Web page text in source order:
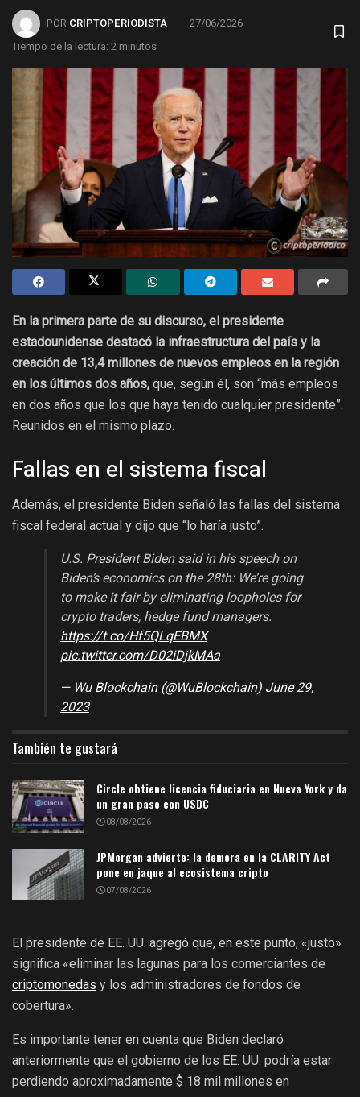
POR CRIPTOPERIODISTA
27/06/2026
Tiempo de la lectura: 2 minutos
En la primera parte de su discurso, el presidente
estadounidense destacó la infraestructura del país y la
creación de 13,4 millones de nuevos empleos en la región
en los últimos dos años, que, según él, son “más empleos
en dos años que los que haya tenido cualquier presidente”.
Reunidos en el mismo plazo.
Fallas en el sistema fiscal
Además, el presidente Biden señaló las fallas del sistema
fiscal federal actual y dijo que “lo haría justo”.
U.S. President Biden said in his speech on
Biden’s economics on the 28th: We’re going
to make it fair by eliminating loopholes for
crypto traders, hedge fund managers.
https://t.co/Hf5QLqEBMX
pic.twitter.com/D02iDjkMAa
— WuBlockchain(@WuBlockchain)June 29,
2023
También te gustará
Circle obtiene licencia fiduciaria en Nueva York y da
un gran paso con USDC
08/08/2026
JPMorgan advierte: la demora en la CLARITY Act
pone en jaque al ecosistema cripto
07/08/2026
El presidente de EE. UU. agregó que, en este punto, «justo»
significa «eliminar las lagunas para los comerciantes de
criptomonedas y los administradores de fondos de
cobertura».
Es importante tener en cuenta que Biden declaró
anteriormente que el gobierno de los EE. UU. podría estar
perdiendo aproximadamente $ 18 mil millones en